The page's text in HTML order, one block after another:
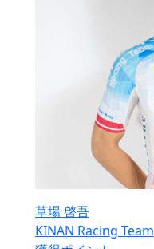
草場 啓吾
KINAN Racing Team